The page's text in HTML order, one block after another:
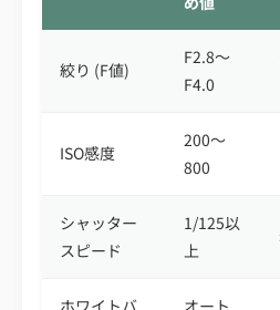
絞り (F値)
F2.8〜
F4.0
ISO感度
200〜
800
シャッター
スピード
1/125以
上
ホワイトバ
オート